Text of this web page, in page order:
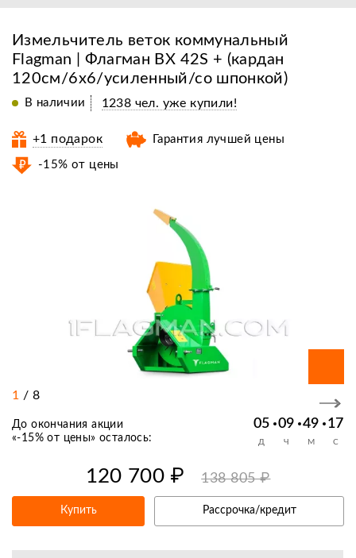
Измельчитель веток коммунальный
Flagman | Флагман BX 42S + (кардан
120см/6х6/усиленный/со шпонкой)
В наличии 1238 чел. уже купили!
+1 подарок Гарантия лучшей цены
-15% от цены
1 / 8
До окончания акции
«-15% от цены» осталось:
05 09 49 17
Д Ч М С
120 700 ₽ 138 805 ₽
Купить Рассрочка/кредит